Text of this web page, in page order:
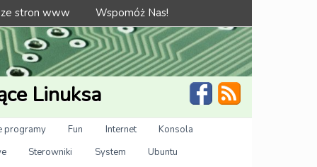
stron www Wspomóż Nas!
Linuksa
programy Fun Internet
Konsola
Sterowniki System
Ubuntu